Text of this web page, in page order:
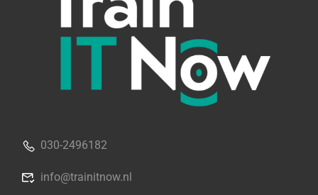
030-2496182
info@trainitnow.nl